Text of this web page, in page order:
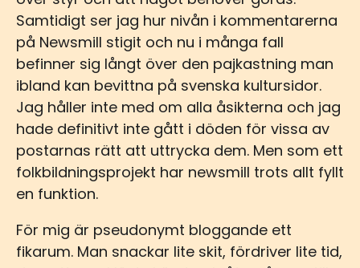
Samtidigt ser jag hur nivån i kommentarerna
på Newsmill stigit och nu i många fall
befinner sig långt över den pajkastning man
ibland kan bevittna på svenska kultursidor.
Jag håller inte med om alla åsikterna och jag
hade definitivt inte gått i döden för vissa av
postarnas rätt att uttrycka dem. Men som ett
folkbildningsprojekt har newsmill trots allt fyllt
en funktion.
För mig är pseudonymt bloggande ett
fikarum. Man snackar lite skit, fördriver lite tid,